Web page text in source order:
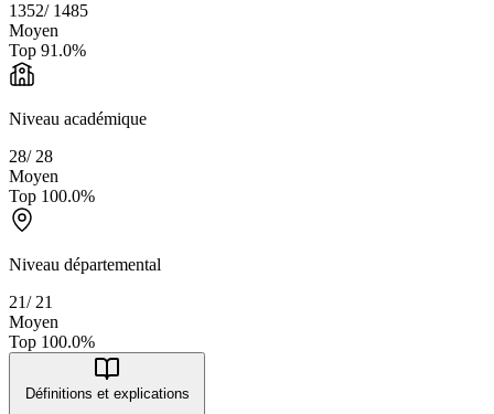
1352/ 1485
Moyen
Top 91.0%
Niveau académique
28/28
Moyen
Top 100.0%
Niveau départemental
21/21
Moyen
Top 100.0%
Définitions et explications